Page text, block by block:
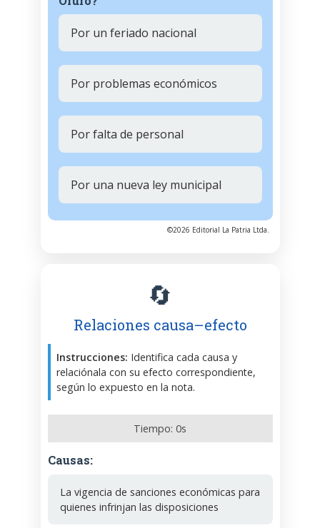
Por un feriado nacional
Por problemas económicos
Por falta de personal
Por una nueva ley municipal
©2026 Editorial La Patria Ltda.
🔄
Relaciones causa–efecto
Instrucciones: Identifica cada causa y
relaciónala con su efecto correspondiente,
según lo expuesto en la nota.
Tiempo: 0s
Causas:
La vigencia de sanciones económicas para
quienes infrinjan las disposiciones